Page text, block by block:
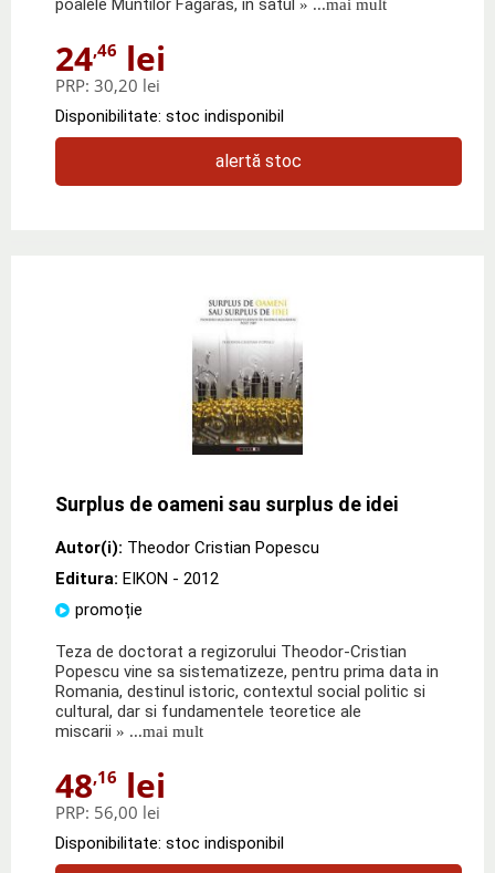
» ...mai mult
24,46 lei
PRP: 30,20 lei
Disponibilitate: stoc indisponibil
alertă stoc
Surplus de oameni sau surplus de idei
Autor(i): Theodor Cristian Popescu
Editura: EIKON - 2012
promoție
Teza de doctorat a regizorului Theodor-Cristian
Popescu vine sa sistematizeze, pentru prima data in
Romania, destinul istoric, contextul social politic si
cultural, dar si fundamentele teoretice ale
miscarii » ...mai mult
48,16 lei
PRP: 56,00 lei
Disponibilitate: stoc indisponibil